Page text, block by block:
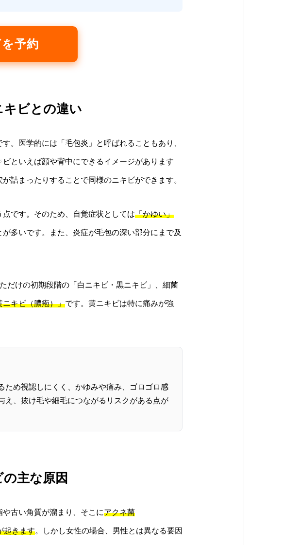
予約
ビとの違い
す。医学的には「毛包炎」と呼ばれることもあり、
ビといえば顔や背中にできるイメージがあります
詰まったりすることで同様のニキビができます。
です。そのため、自覚症状としては「かゆい」
多いです。また、炎症が毛包の深い部分にまで及
だけの初期段階の「白ニキビ・黒ニキビ」、細菌
ニキビ（膿疱）」です。黄ニキビは特に痛みが強
ため視認しにくく、かゆみや痛み、ゴロゴロ感
え、抜け毛や細毛につながるリスクがある点が
主な原因
古い角質が溜まり、そこにアクネ菌
起きます。しかし女性の場合、男性とは異なる要因